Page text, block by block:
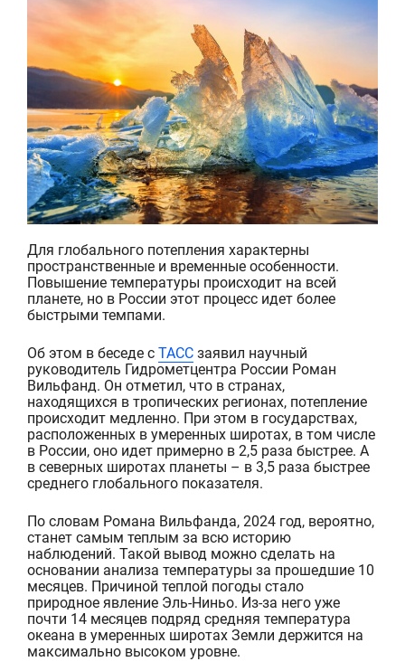
Для глобального потепления характерны
пространственные и временные особенности.
Повышение температуры происходит на всей
планете, но в России этот процесс идет более
быстрыми темпами.
Об этом в беседе с ТАССзаявил научный
руководитель Гидрометцентра России Роман
Вильфанд. Он отметил, что в странах,
находящихся в тропических регионах, потепление
происходит медленно. При этом в государствах,
расположенных в умеренных широтах, в том числе
в России, оно идет примерно в 2,5 раза быстрее. А
в северных широтах планеты – в 3,5 раза быстрее
среднего глобального показателя.
По словам Романа Вильфанда, 2024 год, вероятно,
станет самым теплым за всю историю
наблюдений. Такой вывод можно сделать на
основании анализа температуры за прошедшие 10
месяцев. Причиной теплой погоды стало
природное явление Эль-Ниньо. Из-за него уже
почти 14 месяцев подряд средняя температура
океана в умеренных широтахЗемли держится на
максимально высоком уровне.